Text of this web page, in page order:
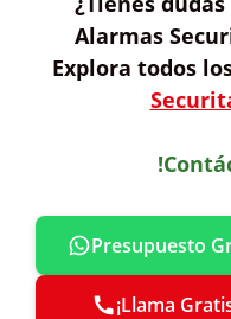
Alarmas
Explora todos
Presupuesto
¡Llama